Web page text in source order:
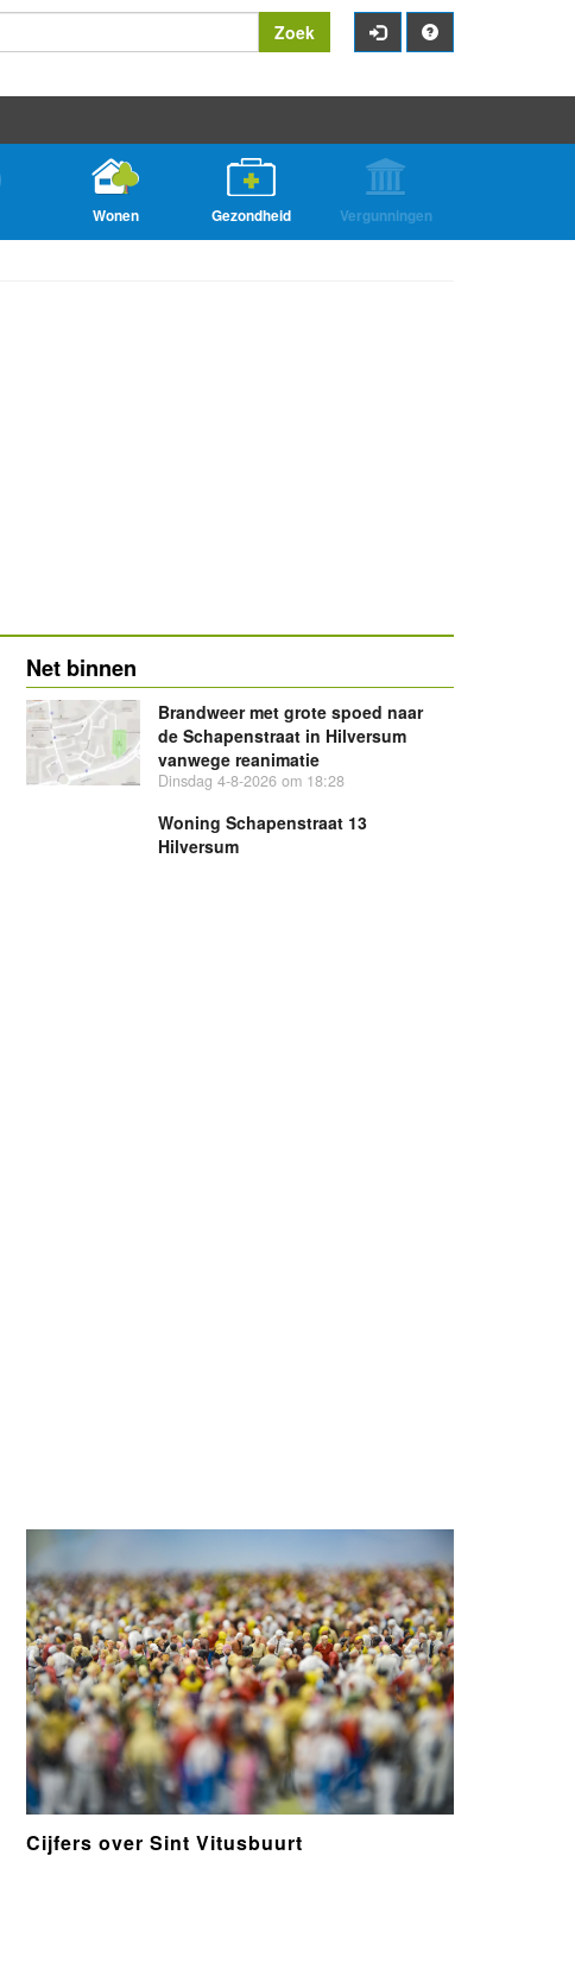
Zoek
Wonen Gezondheid Vergunningen
Net binnen
Brandweer met grote spoed naar
de Schapenstraat in Hilversum
vanwege reanimatie
Dinsdag 4-8-2026 om 18:28
Woning Schapenstraat 13
Hilversum
Songwriters Wall of Fame
Nieuw bedrijfRG De Bouwer
Faillissement Royal Mandarin
Cijfers over Sint Vitusbuurt